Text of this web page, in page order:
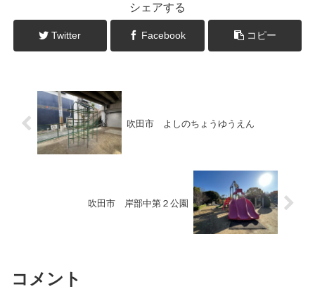
シェアする
Twitter Facebook コピー
吹田市 よしのちょうゆうえん
吹田市 岸部中第２公園
コメント